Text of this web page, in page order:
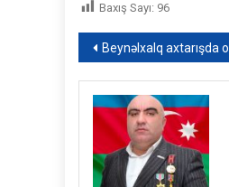
Baxış Sayı: 96
Yazı
naviqasiyası
Beynəlxalq axtarışda olan şəxs ölkəmizə ekstradisiya edilib